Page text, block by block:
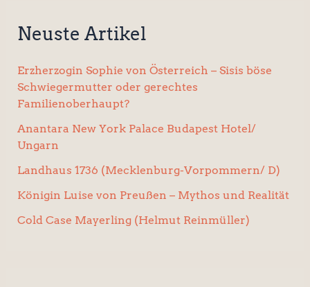
Neuste Artikel
Erzherzogin Sophie von Österreich – Sisis böse
Schwiegermutter oder gerechtes
Familienoberhaupt?
Anantara New York Palace Budapest Hotel/
Ungarn
Landhaus 1736 (Mecklenburg-Vorpommern/ D)
Königin Luise von Preußen – Mythos und Realität
Cold Case Mayerling (Helmut Reinmüller)